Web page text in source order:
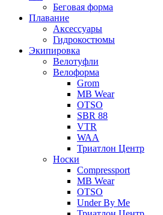
Беговая форма
Плавание
Аксессуары
Гидрокостюмы
Экипировка
Велотуфли
Велоформа
Grom
MB Wear
OTSO
SBR 88
VTR
WAA
Триатлон Центр
Носки
Compressport
MB Wear
OTSO
Under By Me